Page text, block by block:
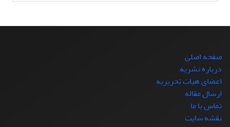
صفحه اصلی
درباره نشریه
اعضای هیات تحریریه
ارسال مقاله
تماس با ما
نقشه سایت